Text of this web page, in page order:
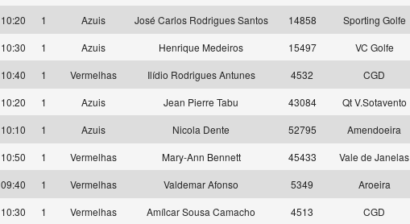
10:20
1 Azuis José Carlos Rodrigues Santos 14858 Sporting Golfe
10:30
1 Azuis Henrique Medeiros 15497 VC Golfe
10:40
1 Vermelhas Ilídio Rodrigues Antunes 4532 CGD
10:20
1 Azuis Jean Pierre Tabu 43084 Qt V.Sotavento
10:10
1 Azuis Nicola Dente 52795 Amendoeira
10:50
1 Vermelhas Mary-Ann Bennett 45433 Vale de Janelas
09:40
1 Vermelhas Valdemar Afonso 5349 Aroeira
10:30
1 Vermelhas Amílcar Sousa Camacho 4513 CGD